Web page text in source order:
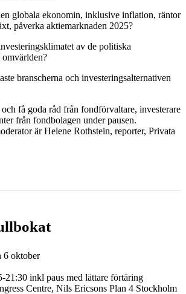
globala ekonomin, inklusive inflation, räntor
påverka aktiemarknaden 2025?
av de politiska
omvärlden?
branscherna och investeringsalternativen
och få goda råd från fondförvaltare, investerare
från fondbolagen under pausen.
är Helene Rothstein, reporter, Privata
6 oktober
21:30 inkl paus med lättare förtäring
Centre, Nils Ericsons Plan 4 Stockholm